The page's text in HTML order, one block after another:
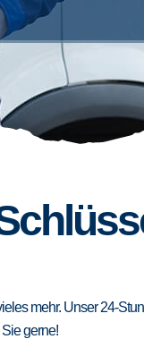
mehr. Unser 24-
gerne!